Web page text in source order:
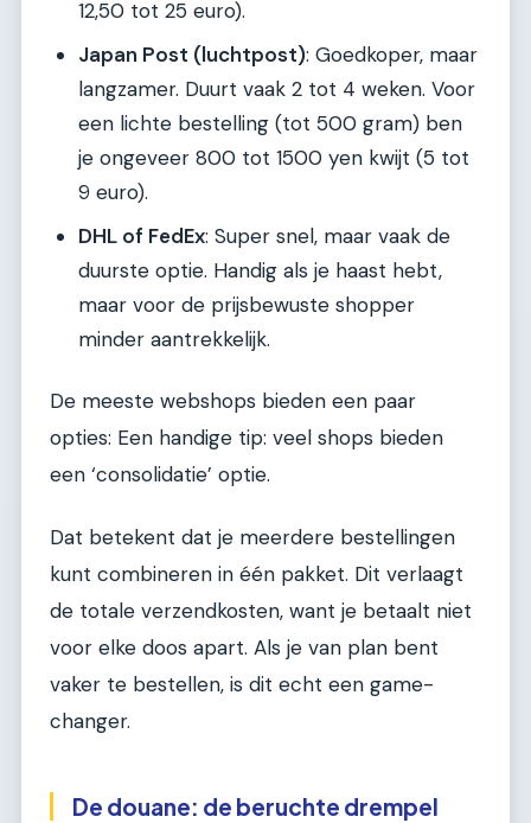
12,50 tot 25 euro).
Japan Post (luchtpost): Goedkoper, maar
langzamer. Duurt vaak 2 tot 4 weken. Voor
een lichte bestelling (tot 500 gram) ben
je ongeveer 800 tot 1500 yen kwijt (5 tot
9 euro).
DHL of FedEx: Super snel, maar vaak de
duurste optie. Handig als je haast hebt,
maar voor de prijsbewuste shopper
minder aantrekkelijk.
De meeste webshops bieden een paar
opties: Een handige tip: veel shops bieden
een ‘consolidatie’ optie.
Dat betekent dat je meerdere bestellingen
kunt combineren in één pakket. Dit verlaagt
de totale verzendkosten, want je betaalt niet
voor elke doos apart. Als je van plan bent
vaker te bestellen, is dit echt een game-
changer.
De douane: de beruchte drempel